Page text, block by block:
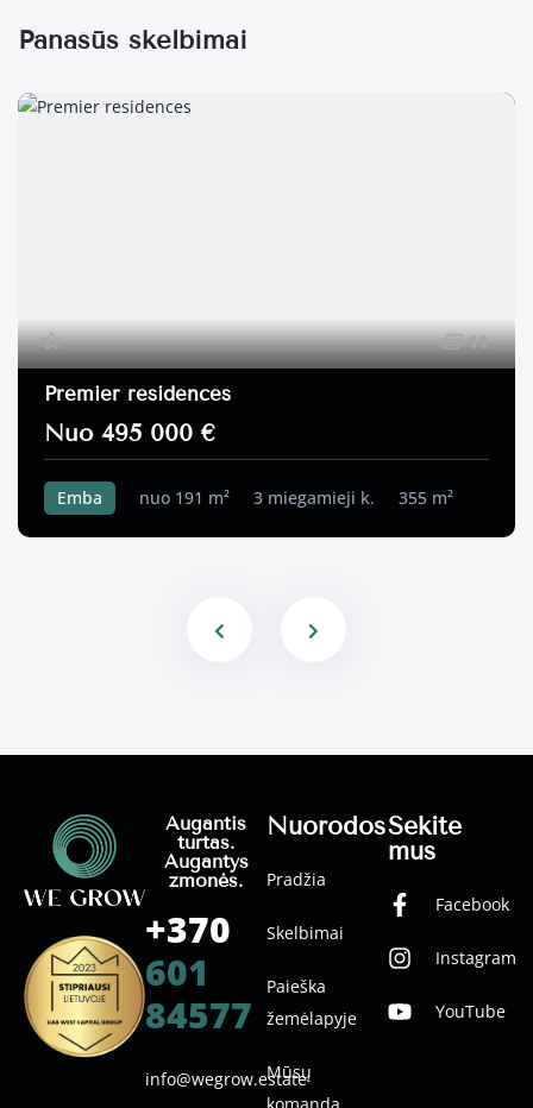
Panašūs skelbimai
11
Premier residences
Nuo 495 000 €
Emba nuo 191 m² 3 miegamieji k. 355 m²
Nuorodos
Pradžia
Skelbimai
Paieška
žemėlapyje
Mūsų
Sekite
mus
Facebook
Instagram
YouTube
Augantis
turtas.
Augantys
žmonės.
+370
601
84577
info@wegrow.estate